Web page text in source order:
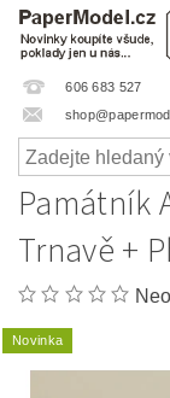
606 683 527
Památník
Trnavě +
Novinka